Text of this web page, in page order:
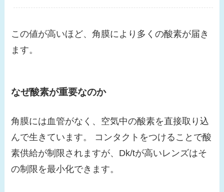
この値が高いほど、角膜により多くの酸素が届き
ます。
なぜ酸素が重要なのか
角膜には血管がなく、空気中の酸素を直接取り込
んで生きています。 コンタクトをつけることで酸
素供給が制限されますが、Dk/tが高いレンズはそ
の制限を最小化できます。